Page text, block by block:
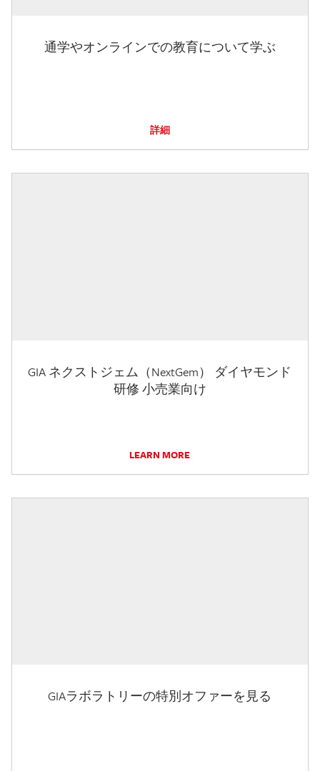
通学やオンラインでの教育について学ぶ
詳細
GIA ネクストジェム（NextGem） ダイヤモンド
研修 小売業向け
LEARN MORE
GIAラボラトリーの特別オファーを見る